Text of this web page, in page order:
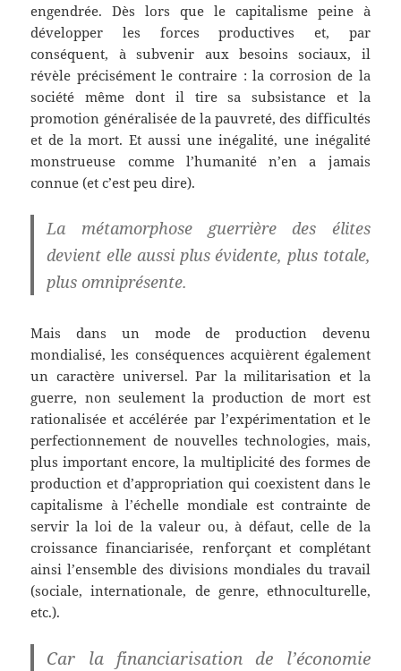
engendrée. Dès lors que le capitalisme peine à
développer les forces productives et, par
conséquent, à subvenir aux besoins sociaux, il
révèle précisément le contraire : la corrosion de la
société même dont il tire sa subsistance et la
promotion généralisée de la pauvreté, des difficultés
et de la mort. Et aussi une inégalité, une inégalité
monstrueuse comme l’humanité n’en a jamais
connue (et c’est peu dire).
La métamorphose guerrière des élites
devient elle aussi plus évidente, plus totale,
plus omniprésente.
Mais dans un mode de production devenu
mondialisé, les conséquences acquièrent également
un caractère universel. Par la militarisation et la
guerre, non seulement la production de mort est
rationalisée et accélérée par l’expérimentation et le
perfectionnement de nouvelles technologies, mais,
plus important encore, la multiplicité des formes de
production et d’appropriation qui coexistent dans le
capitalisme à l’échelle mondiale est contrainte de
servir la loi de la valeur ou, à défaut, celle de la
croissance financiarisée, renforçant et complétant
ainsi l’ensemble des divisions mondiales du travail
(sociale, internationale, de genre, ethnoculturelle,
etc.).
Car la financiarisation de l’économie